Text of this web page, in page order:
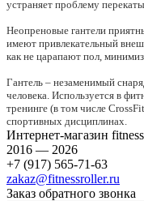
устраняет проблему
Неопреновые гантели
имеют привлекательный
как не царапают пол,
Гантель – незаменимый
человека. Используется в
тренинге (в том числе
спортивных дисциплинах.
Интернет-магазин
2016 — 2026
+7 (917) 565-71-63
zakaz@fitnessroller.ru
Заказ обратного звонка